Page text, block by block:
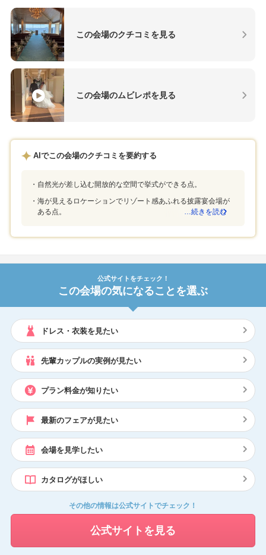
この会場のクチコミを見る
この会場のムビレポを見る
AIでこの会場のクチコミを要約する
自然光が差し込む開放的な空間で挙式ができる点。
海が見えるロケーションでリゾート感あふれる披露宴会場が
ある点。
…続きを読む
公式サイトをチェック！
この会場の気になることを選ぶ
ドレス・衣装を見たい
先輩カップルの実例が見たい
プラン料金が知りたい
最新のフェアが見たい
会場を見学したい
カタログがほしい
その他の情報は公式サイトでチェック！
公式サイトを見る